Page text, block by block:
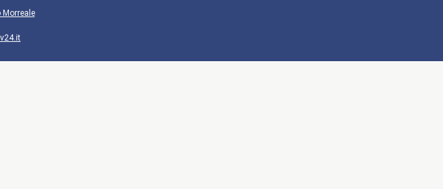
Morreale